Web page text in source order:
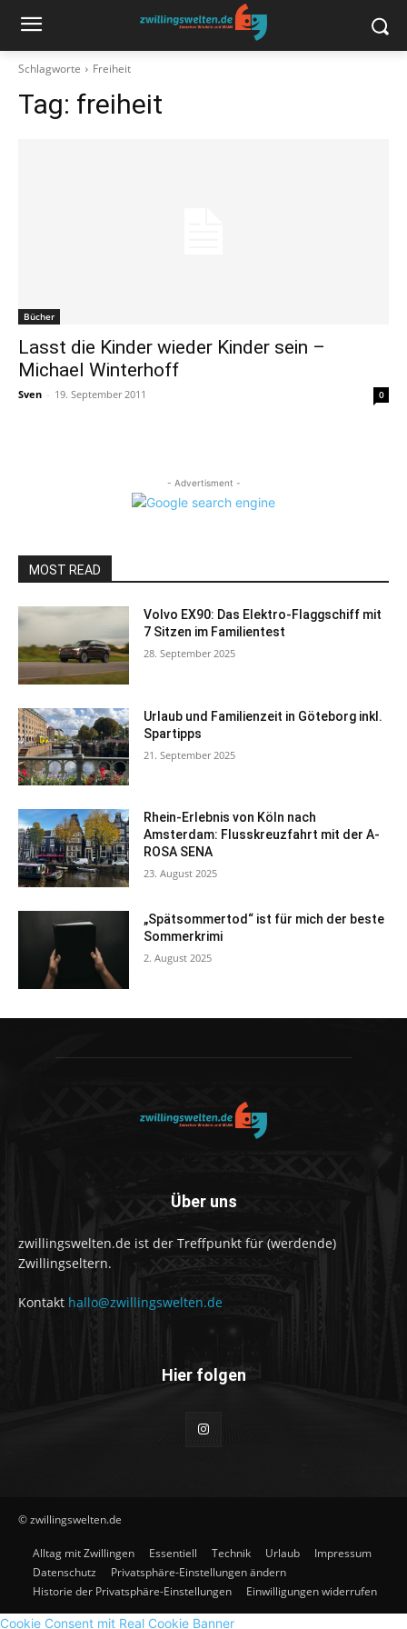
Schlagworte Freiheit
Tag: freiheit
Bücher
Lasst die Kinder wieder Kinder sein –
Michael Winterhoff
Sven - 19. September 2011 0
- Advertisment -
MOST READ
Volvo EX90: Das Elektro-Flaggschiff mit
7 Sitzen im Familientest
28. September 2025
Urlaub und Familienzeit in Göteborg inkl.
Spartipps
21. September 2025
Rhein-Erlebnis von Köln nach
Amsterdam: Flusskreuzfahrt mit der A-
ROSA SENA
23. August 2025
„Spätsommertod“ ist für mich der beste
Sommerkrimi
2. August 2025
Über uns
zwillingswelten.de ist der Treffpunkt für (werdende)
Zwillingseltern.
Kontakt hallo@zwillingswelten.de
Hier folgen
© zwillingswelten.de
Alltag mit Zwillingen Essentiell Technik Urlaub
Impressum
Datenschutz
Privatsphäre-Einstellungen ändern
Historie der Privatsphäre-Einstellungen
Einwilligungen widerrufen
Cookie Consent mit Real Cookie Banner